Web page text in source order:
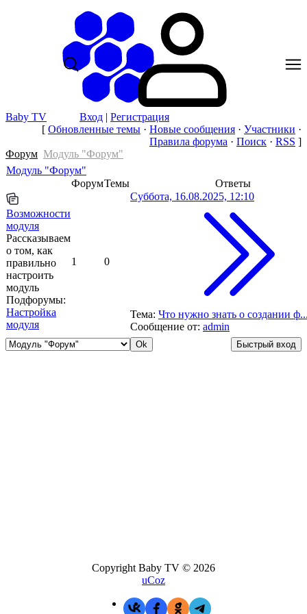
Baby TV Вход | Регистрация
[ Обновленные темы · Новые сообщения · Участники ·
Правила форума · Поиск · RSS ]
Форум Модуль "Форум"
Модуль "Форум"
ФорумТемы Ответы
Возможности
модуля
Рассказываем
о том, как
правильно
настроить
модуль
Подфорумы:
Настройка
модуля
1 0
Суббота, 16.08.2025, 12:10
Тема: Что нужно знать о создании
Сообщение от: admin
Copyright Baby TV © 2026
uCoz